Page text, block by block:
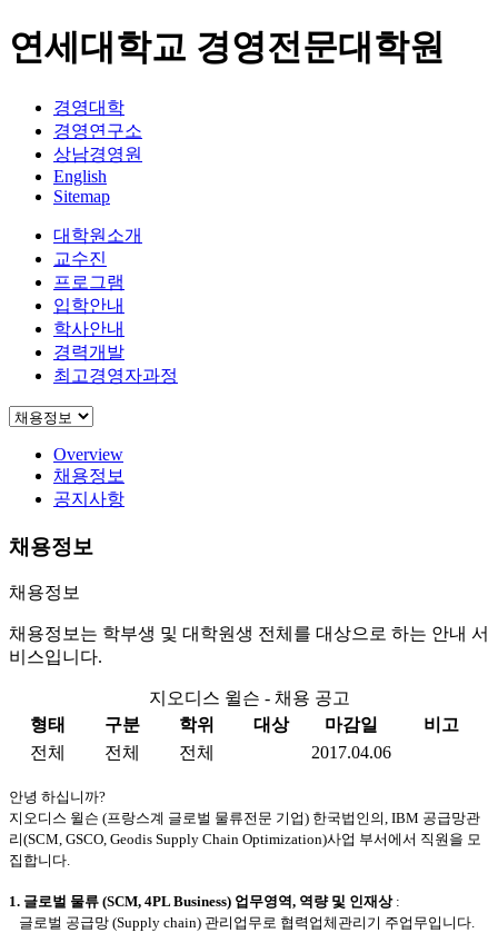
연세대학교 경영전문대학원
경영대학
경영연구소
상남경영원
English
Sitemap
대학원소개
교수진
프로그램
입학안내
학사안내
경력개발
최고경영자과정
Overview
채용정보
공지사항
채용정보
채용정보
채용정보는 학부생 및 대학원생 전체를 대상으로 하는 안내 서
비스입니다.
지오디스 윌슨 - 채용 공고
형태
구분 학위 대상 마감일
비고
전체
전체 전체 2017.04.06
안녕 하십니까?
지오디스 윌슨 (프랑스계 글로벌 물류전문 기업) 한국법인의, IBM 공급망관
리(SCM, GSCO, Geodis Supply Chain Optimization)사업 부서에서 직원을 모
집합니다.
1. 글로벌 물류 (SCM, 4PL Business) 업무영역, 역량 및 인재상:
글로벌 공급망 (Supply chain) 관리업무로 협력업체관리기 주업무입니다.